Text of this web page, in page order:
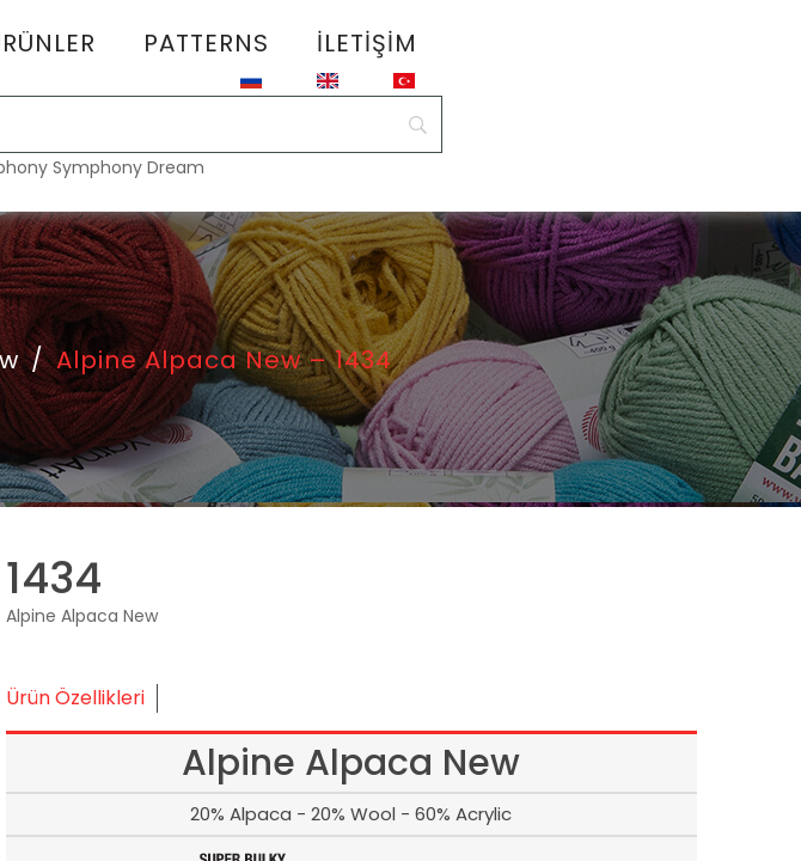
PATTERNS İLETIŞIM
Symphony Dream
/ Alpine Alpaca New – 1434
1434
Alpine Alpaca New
Ürün Özellikleri
Alpine Alpaca New
20% Alpaca - 20% Wool - 60% Acrylic